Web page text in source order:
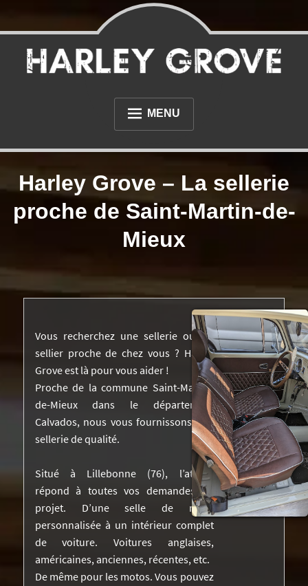
Sellerie Harley Grove
MENU
PHOTOS
DIVERS
NOS RÉALISATIONS DANS LA PRESSE
DEVIS
VIDÉOS
CONTACTEZ-NOUS
Harley Grove – La sellerie
proche de Saint-Martin-de-
Mieux
Vous recherchez une sellerie ou un
sellier proche de chez vous ? Harley
Grove est là pour vous aider !
Proche de la commune Saint-Martin-
de-Mieux dans le département
Calvados, nous vous fournissons une
sellerie de qualité.
Situé à Lillebonne (76), l’atelier
répond à toutes vos demandes de
projet. D’une selle de moto
personnalisée à un intérieur complet
de voiture. Voitures anglaises,
américaines, anciennes, récentes, etc.
De même pour les motos. Vous pouvez